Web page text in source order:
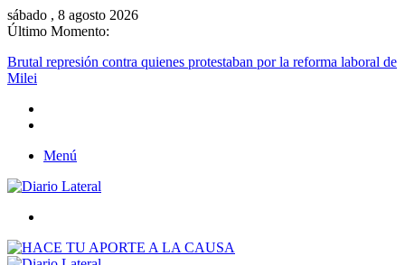
sábado , 8 agosto 2026
Último Momento:
Brutal represión contra quienes protestaban por la reforma laboral de
Milei
Menú